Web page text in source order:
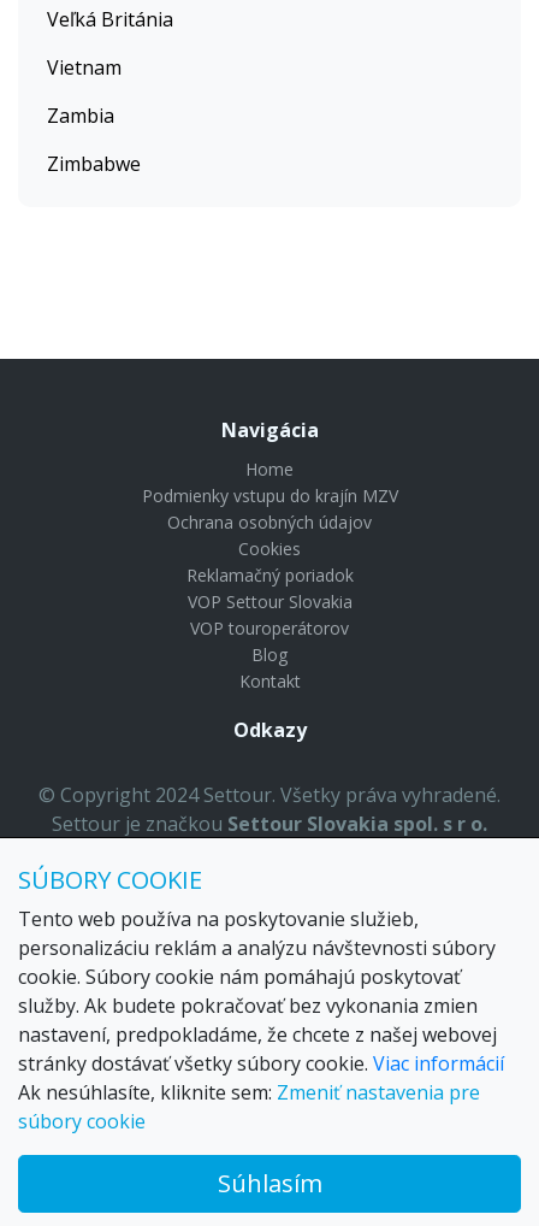
Veľká Británia
Vietnam
Zambia
Zimbabwe
Navigácia
Home
Podmienky vstupu do krajín MZV
Ochrana osobných údajov
Cookies
Reklamačný poriadok
VOP Settour Slovakia
VOP touroperátorov
Blog
Kontakt
Odkazy
© Copyright 2024 Settour. Všetky práva vyhradené.
Settour je značkou Settour Slovakia spol. s r o.
Email:
Telefón: 02 529 279 17, 529 328 68-9
IČO : 36179825
ID-DPH:SK2020057314
OR SRBratislava I. odd.: Sro, vložka: 29873/V
SÚBORY COOKIE
Tento web používa na poskytovanie služieb,
personalizáciu reklám a analýzu návštevnosti súbory
cookie. Súbory cookie nám pomáhajú poskytovať
služby. Ak budete pokračovať bez vykonania zmien
nastavení, predpokladáme, že chcete z našej webovej
stránky dostávať všetky súbory cookie. Viac informácií
Ak nesúhlasíte, kliknite sem: Zmeniť nastavenia pre
súbory cookie
Súhlasím